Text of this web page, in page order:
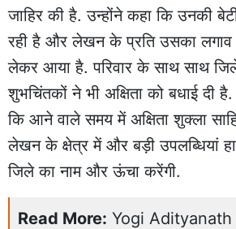
जाहिर की है. उन्होंने कहा कि उनकी
रही है और लेखन के प्रति उसका
लेकर आया है. परिवार के साथ साथ
शुभचिंतकों ने भी अक्षिता को बधाई दी
कि आने वाले समय में अक्षिता शुक्ला
लेखन के क्षेत्र में और बड़ी उपलब्धियां
जिले का नाम और ऊंचा करेंगी.
Read More: Yogi